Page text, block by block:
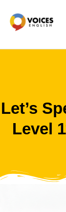
content
Let’s
Level